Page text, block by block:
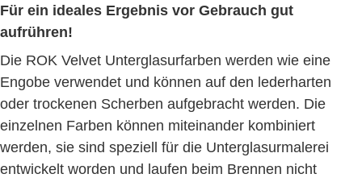
Für ein ideales Ergebnis vor Gebrauch gut
aufrühren!
Die ROK Velvet Unterglasurfarben werden wie eine
Engobe verwendet und können auf den lederharten
oder trockenen Scherben aufgebracht werden. Die
einzelnen Farben können miteinander kombiniert
werden, sie sind speziell für die Unterglasurmalerei
entwickelt worden und laufen beim Brennen nicht